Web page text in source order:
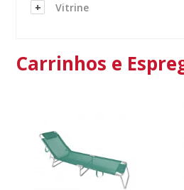
Vitrine
Carrinhos e